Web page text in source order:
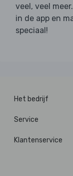
veel, veel
in de app en
speciaal!
Het bedrijf
Service
Klantenservice